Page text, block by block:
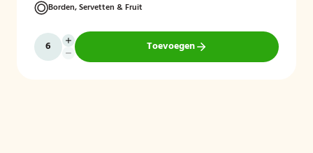
Borden, Servetten & Fruit
Toevoegen